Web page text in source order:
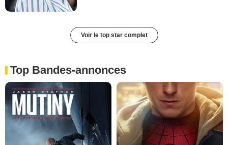
Voir le top star complet
Top Bandes-annonces